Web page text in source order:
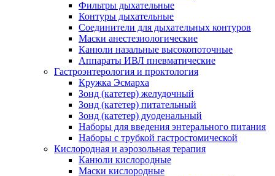
Фильтры дыхательные
Контуры дыхательные
Соединители для дыхательных контуров
Маски анестезиологические
Канюли назальные высокопоточные
Аппараты ИВЛ пневматические
Гастроэнтерология и проктология
Кружка Эсмарха
Зонд (катетер) желудочный
Зонд (катетер) питательный
Зонд (катетер) дуоденальный
Наборы для введения энтерального питания
Наборы с трубкой гастростомической
Кислородная и аэрозольная терапия
Канюли кислородные
Маски кислородные